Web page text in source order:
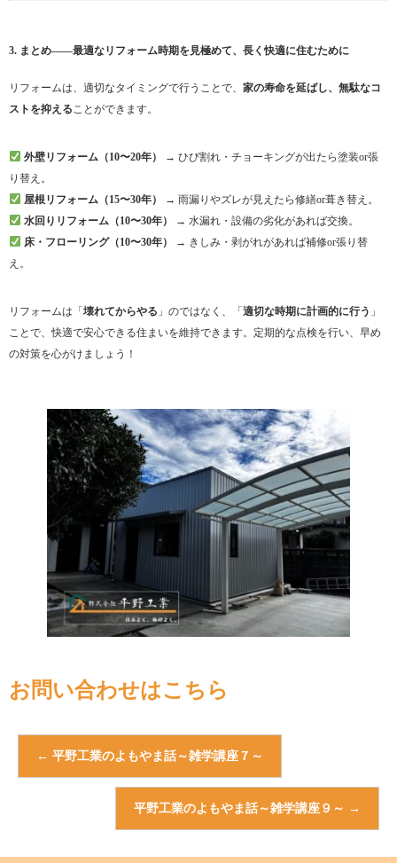
3. まとめ——最適なリフォーム時期を見極めて、長く快適に住むために
リフォームは、適切なタイミングで行うことで、 家の寿命を延ばし、無駄なコ
ストを抑えることができます。
外壁リフォーム（10〜20年）
→ ひび割れ・チョーキングが出たら塗装or張
り替え。
屋根リフォーム（15〜30年）
→ 雨漏りやズレが見えたら修繕or葺き替え。
水回りリフォーム（10〜30年）
→ 水漏れ・設備の劣化があれば交換。
床・フローリング（10〜30年）
→ きしみ・剥がれがあれば補修or張り替
え。
リフォームは「 壊れてからやる 」のではなく、「 適切な時期に計画的に行う 」
ことで、快適で安心できる住まいを維持できます。定期的な点検を行い、早め
の対策を心がけましょう！
お問い合わせはこちら
← 平野工業のよもやま話～雑学講座７～
平野工業のよもやま話～雑学講座９～ →